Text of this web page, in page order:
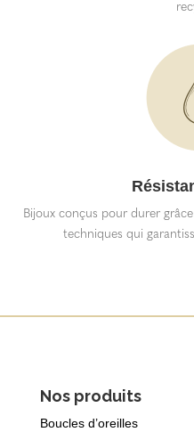
Bijoux conçus pour durer
techniques qui
Nos produits
Boucles d’oreilles